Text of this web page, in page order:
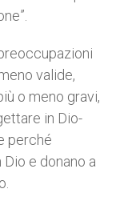
valide,
o meno gravi,
in Dio-
perché
e donano a